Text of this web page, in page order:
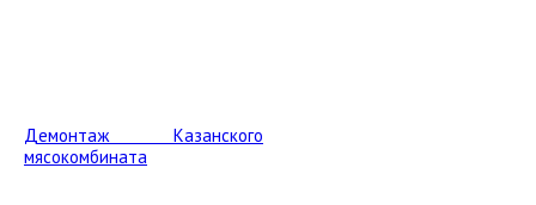
Демонтаж Казанского
мясокомбината